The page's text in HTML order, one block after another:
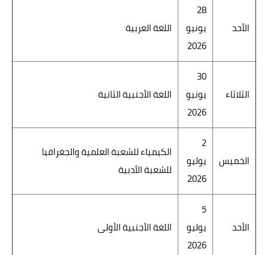
الأحد
28
يونيو
2026
اللغة العربية
الثلاثاء
30
يونيو
2026
اللغة الأجنبية الثانية
الخميس
2
يوليو
2026
الكيمياء للشعبة العلمية والجغرافيا
للشعبة الأدبية
الأحد
5
يوليو
2026
اللغة الأجنبية الأولى